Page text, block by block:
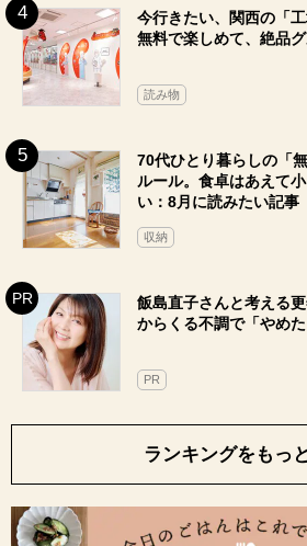
今行きたい、関西の「
無料で楽しめて、絶品
読み物
70代ひとり暮らしの「
ルール。食卓はあえて
い：8月に読みたい記事
収納
飯島直子さんと考える
からくる不調で「やめ
PR
ランキングをもっ